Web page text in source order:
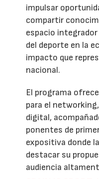
impulsar
compartir
espacio
del deporte en la
impacto que
nacional.
El programa
para el
digital,
ponentes de
expositiva donde
destacar su
audiencia